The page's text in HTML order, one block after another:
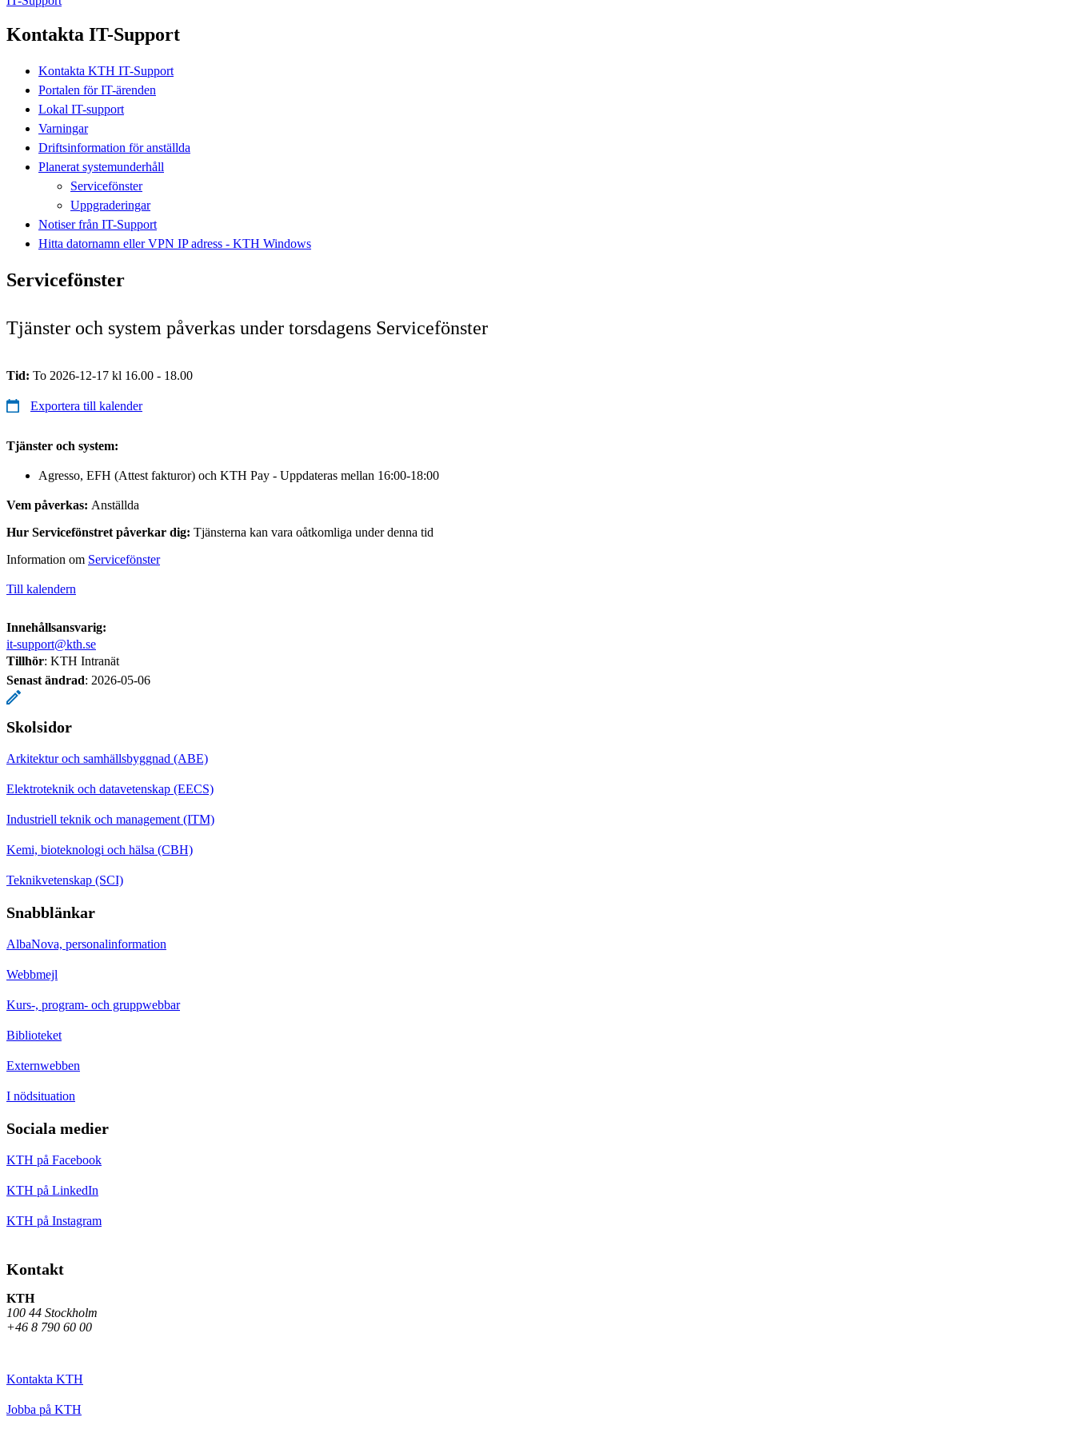
Kontakta IT-Support
Kontakta KTH IT-Support
Portalen för IT-ärenden
Lokal IT-support
Varningar
Driftsinformation för anställda
Planerat systemunderhåll
Servicefönster
Uppgraderingar
Notiser från IT-Support
Hitta datornamn eller VPN IP adress - KTH Windows
Servicefönster
Tjänster och system påverkas under torsdagens Servicefönster
Tid: To 2026-12-17 kl 16.00 - 18.00
Exportera till kalender
Tjänster och system:
Agresso, EFH (Attest fakturor) och KTH Pay - Uppdateras mellan 16:00-18:00
Vem påverkas: Anställda
Hur Servicefönstret påverkar dig: Tjänsterna kan vara oåtkomliga under denna tid
Information om Servicefönster
Till kalendern
Innehållsansvarig:
it-support@kth.se
Tillhör: KTH Intranät
Senast ändrad: 2026-05-06
Skolsidor
Arkitektur och samhällsbyggnad (ABE)
Elektroteknik och datavetenskap (EECS)
Industriell teknik och management (ITM)
Kemi, bioteknologi och hälsa (CBH)
Teknikvetenskap (SCI)
Snabblänkar
AlbaNova, personalinformation
Webbmejl
Kurs-, program- och gruppwebbar
Biblioteket
Externwebben
I nödsituation
Sociala medier
KTH på Facebook
KTH på LinkedIn
KTH på Instagram
Kontakt
KTH
100 44 Stockholm
+46 8 790 60 00
Kontakta KTH
Jobba på KTH